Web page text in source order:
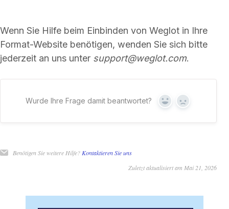
Wenn Sie Hilfe beim Einbinden von Weglot in Ihre
Format-Website benötigen, wenden Sie sich bitte
jederzeit an uns unter support@weglot.com.
Wurde Ihre Frage damit beantwortet? Ja Nein
Benötigen Sie weitere Hilfe? Kontaktieren Sie uns
Zuletzt aktualisiert am Mai 21, 2026